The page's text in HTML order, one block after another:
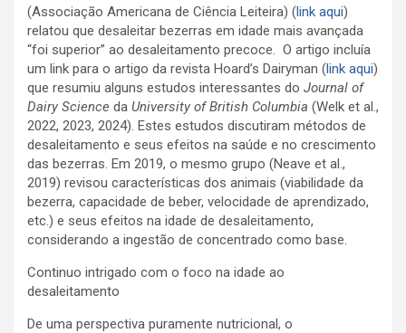
(Associação Americana de Ciência Leiteira) (link aqui)
relatou que desaleitar bezerras em idade mais avançada
“foi superior” ao desaleitamento precoce. O artigo incluía
um link para o artigo da revista Hoard’s Dairyman (link aqui)
que resumiu alguns estudos interessantes do Journal of
Dairy Science da University of British Columbia (Welk et al.,
2022, 2023, 2024). Estes estudos discutiram métodos de
desaleitamento e seus efeitos na saúde e no crescimento
das bezerras. Em 2019, o mesmo grupo (Neave et al.,
2019) revisou características dos animais (viabilidade da
bezerra, capacidade de beber, velocidade de aprendizado,
etc.) e seus efeitos na idade de desaleitamento,
considerando a ingestão de concentrado como base.
Continuo intrigado com o foco na idade ao
desaleitamento
De uma perspectiva puramente nutricional, o